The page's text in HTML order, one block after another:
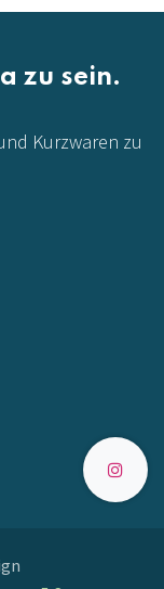
zu sein.
Kurzwaren zu